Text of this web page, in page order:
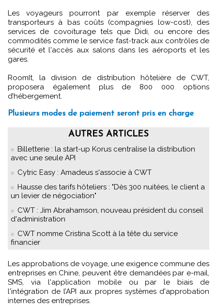
Les voyageurs pourront par exemple réserver des
transporteurs à bas coûts (compagnies low-cost), des
services de covoiturage tels que Didi, ou encore des
commodités comme le service fast-track aux contrôles de
sécurité et l'accès aux salons dans les aéroports et les
gares.
RoomIt, la division de distribution hôtelière de CWT,
proposera également plus de 800 000 options
d’hébergement.
Plusieurs modes de paiement seront pris en charge
AUTRES ARTICLES
Billetterie : la start-up Korus centralise la distribution
avec une seule API
Cytric Easy : Amadeus s'associe à CWT
Hausse des tarifs hôteliers : "Dès 300 nuitées, le client a
un levier de négociation"
CWT : Jim Abrahamson, nouveau président du conseil
d'administration
CWT nomme Cristina Scott à la tête du service
financier
Les approbations de voyage, une exigence commune des
entreprises en Chine, peuvent être demandées par e-mail,
SMS, via l'application mobile ou par le biais de
l'intégration de l’API aux propres systèmes d'approbation
internes des entreprises.